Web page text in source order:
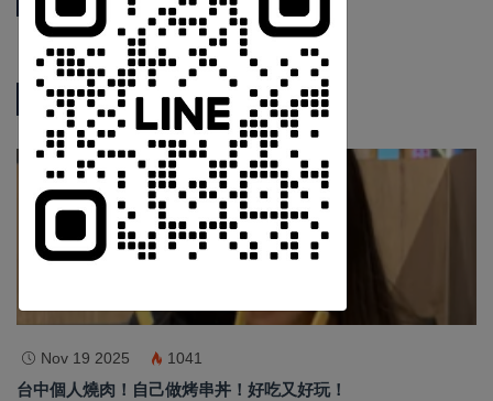
熱門新聞
影音新聞
Nov 19 2025 1041
台中個人燒肉！自己做烤串丼！好吃又好玩！
中 華 超 傳 媒
Https://reurl.cc/adqW77
訂閱